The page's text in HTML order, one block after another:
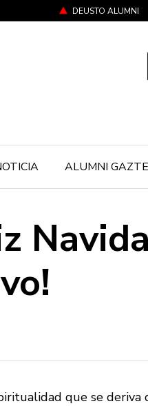
DEUSTO ALUMNI
ALUMNI GAZTE
que se deriva